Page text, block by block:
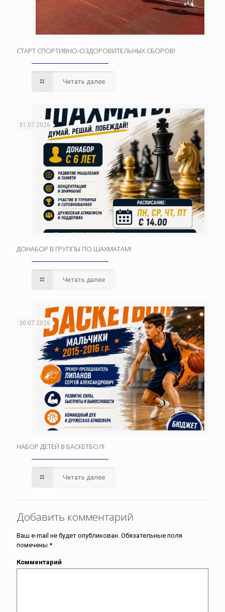
СТАРТ СПОРТИВНО-ОЗДОРОВИТЕЛЬНЫХ СБОРОВ!
Читать далее
31.07.2026
ДОНАБОР В ГРУППЫ ПО ШАХМАТАМ!
Читать далее
30.07.2026
НАБОР ДЕТЕЙ В БАСКЕТБОЛ!
Читать далее
Добавить комментарий
Ваш e-mail не будет опубликован. Обязательные поля
помечены *
Комментарий